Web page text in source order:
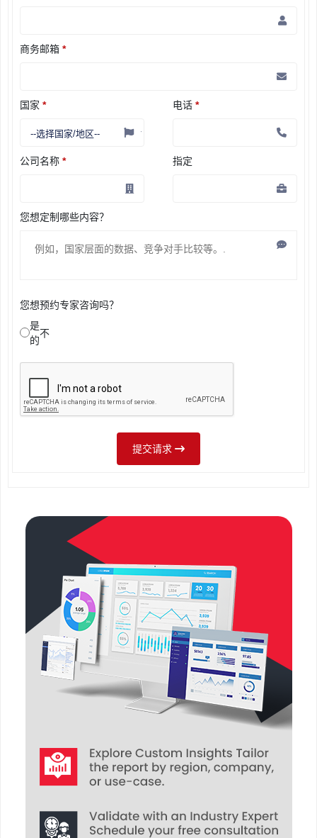
商务邮箱 *
国家 * 电话 *
公司名称 * 指定
您想定制哪些内容？
您想预约专家咨询吗？
是
的
不
提交请求